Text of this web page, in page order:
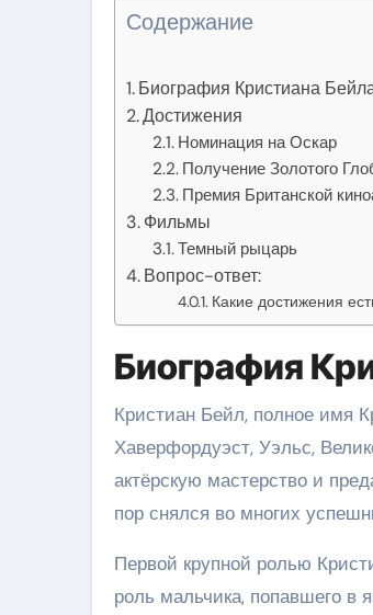
Содержание
Биография Кристиана
Достижения
Номинация на Оскар
Получение Золотого
Премия Британской
Фильмы
Темный рыцарь
Вопрос-ответ:
Какие достижения
Биография
Кристиан Бейл, полное имя
Хаверфордуэст, Уэльс,
актёрскую мастерство и
пор снялся во многих
Первой крупной ролью
роль мальчика, попавшего в